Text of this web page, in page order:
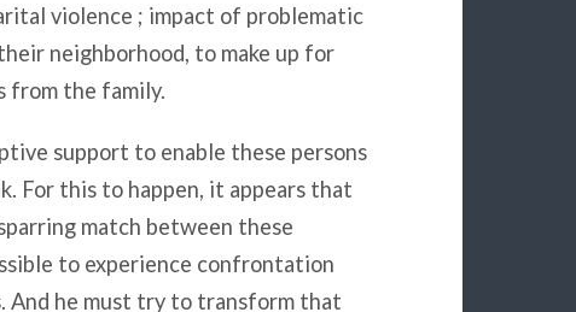
violence ; impact of problematic
neighborhood, to make up for
from the family.
support to enable these persons
For this to happen, it appears that
match between these
to experience confrontation
he must try to transform that